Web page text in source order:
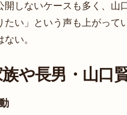
開しないケースも多く、山
たい」という声も上がって
い。
や長男・山口